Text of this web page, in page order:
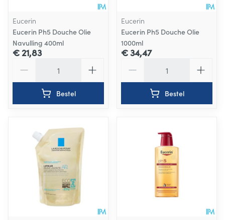
Eucerin
Eucerin Ph5 Douche Olie
Navulling 400ml
€ 21,83
Bestel
Eucerin
Eucerin Ph5 Douche Olie
1000ml
€ 34,47
Bestel